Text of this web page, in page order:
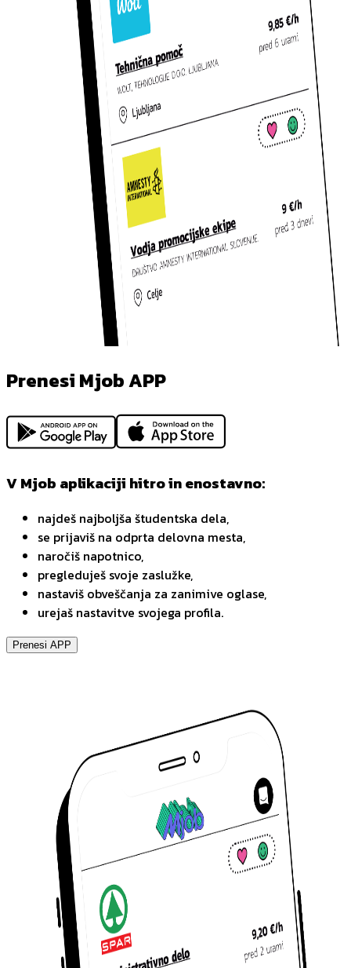
Prenesi Mjob APP
V Mjob aplikaciji hitro in enostavno:
najdeš najboljša študentska dela,
se prijaviš na odprta delovna mesta,
naročiš napotnico,
pregleduješ svoje zaslužke,
nastaviš obveščanja za zanimive oglase,
urejaš nastavitve svojega profila.
Prenesi APP